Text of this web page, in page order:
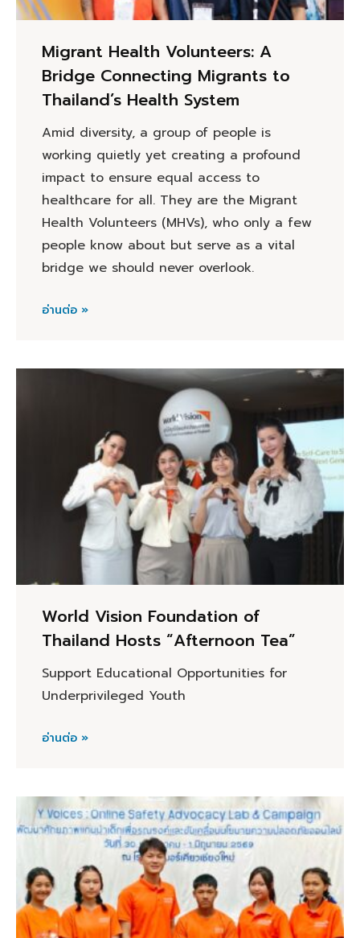
Migrant Health Volunteers: A
Bridge Connecting Migrants to
Thailand’s Health System
Amid diversity, a group of people is
working quietly yet creating a profound
impact to ensure equal access to
healthcare for all. They are the Migrant
Health Volunteers (MHVs), who only a few
people know about but serve as a vital
bridge we should never overlook.
อ่านต่อ »
World Vision Foundation of
Thailand Hosts “Afternoon Tea”
Support Educational Opportunities for
Underprivileged Youth
อ่านต่อ »